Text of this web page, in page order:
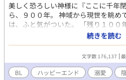
美しく恐ろしい神様に『ここに千年
ら、９００年。 神域から現世を眺め
は、ふと気がついた。 「残り１００
もなあ」 千年目に自分は消えるのだ
け入れていた。 残り１００年――そ
るはずの神様が突然、妙なことを言
えん）。１年に１つ、全部で１００
っさんはいつの間にか他の神から、
続きを読む
文字数 176,137
BL ハッピーエンド 溺愛